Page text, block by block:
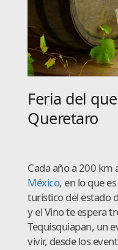
Feria del
Queretaro
Cada año a 200 km
México, en lo que
turístico del estado
y el Vino te espera
Tequisquiapan, un
vivir, desde los